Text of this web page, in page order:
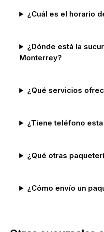
¿Cuál es el horario
¿Dónde está la
Monterrey?
¿Qué servicios
¿Tiene teléfono
¿Qué otras
¿Cómo envío un